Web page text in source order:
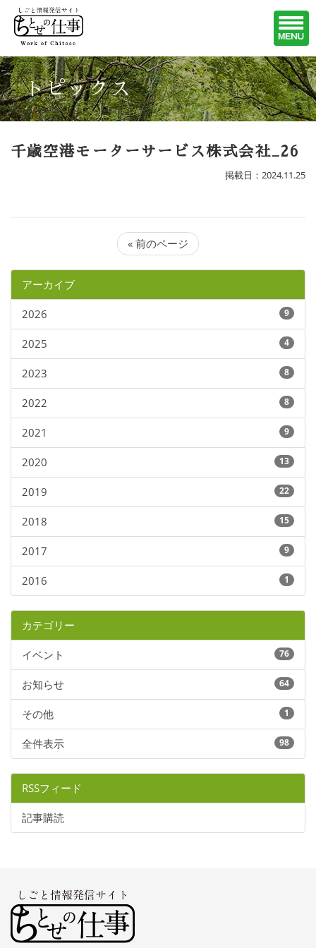
トピックス
千歳空港モーターサービス株式会社_26
掲載日：2024.11.25
« 前のページ
アーカイブ
2026 9
2025 4
2023 8
2022 8
2021 9
2020 13
2019 22
2018 15
2017 9
2016 1
カテゴリー
イベント 76
お知らせ 64
その他 1
全件表示 98
RSSフィード
記事購読